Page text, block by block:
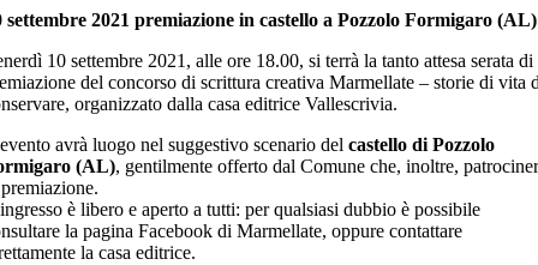
settembre 2021 premiazione in castello a Pozzolo Formigaro (AL)
10 settembre 2021, alle ore 18.00, si terrà la tanto attesa serata di
del concorso di scrittura creativa Marmellate – storie di vita
organizzato dalla casa editrice Vallescrivia.
avrà luogo nel suggestivo scenario del castello di Pozzolo
(AL), gentilmente offerto dal Comune che, inoltre,
è libero e aperto a tutti: per qualsiasi dubbio è possibile
la pagina Facebook di Marmellate, oppure contattare
la casa editrice.